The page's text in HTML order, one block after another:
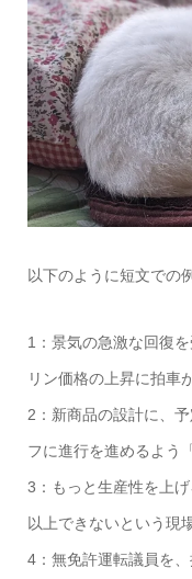
以下のように短文での
1：景気の急激な回復
リン価格の上昇に拍車
2：新商品の設計に、
フに進行を進めるよう
3：もっと生産性を上
以上できないという現
4：無免許運転議員を